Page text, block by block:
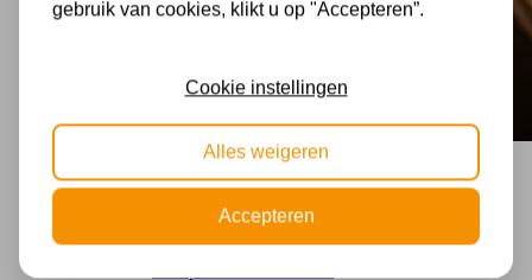
Plafondventilator
Plafondventilator met lamp
Kolom link
gebruik van cookies, klikt u op "Accepteren”.
Cookie instellingen
Alles weigeren
Accepteren